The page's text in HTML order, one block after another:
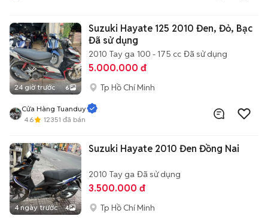
24 giờ trước 6
Suzuki Hayate 125 2010 Đen, Đỏ, Bạc
Đã sử dụng
2010 Tay ga 100 - 175 cc Đã sử dụng
5.000.000 đ
Tp Hồ Chí Minh
Cửa Hàng Tuanduy
4.6
12351 đã bán
4 ngày trước 4
Suzuki Hayate 2010 Đen Đồng Nai
2010 Tay ga Đã sử dụng
3.500.000 đ
Tp Hồ Chí Minh